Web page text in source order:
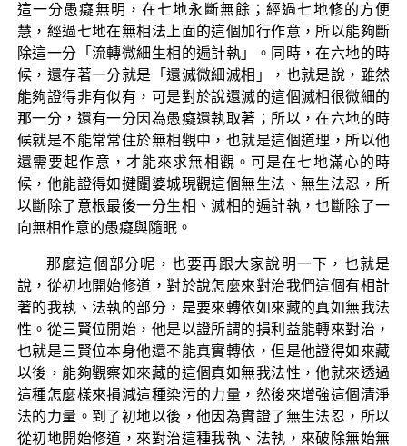
這一分愚癡無明，在七地永斷無餘；經過七地修的方便
慧，經過七地在無相法上面的這個加行作意，所以能夠斷
除這一分「流轉微細生相的遍計執」。同時，在六地的時
候，還存著一分就是「還滅微細滅相」，也就是說，雖然
能夠證得非有似有，可是對於說還滅的這個滅相很微細的
那一分，還有一分因為愚癡還執取著；所以，在六地的時
候就是不能常常住於無相觀中，也就是這個道理，所以他
還需要起作意，才能來求無相觀。可是在七地滿心的時
候，他能證得如揵闥婆城現觀這個無生法、無生法忍，所
以斷除了意根最後一分生相、滅相的遍計執，也斷除了一
向無相作意的愚癡與隨眠。
那麼這個部分呢，也要再跟大家說明一下，也就是
說，從初地開始修道，對於說怎麼來對治我們這個有相計
著的我執、法執的部分，是要來轉依如來藏的真如無我法
性。從三賢位開始，他是以證所謂的損利益能轉來對治，
也就是三賢位本身他還不能真實轉依，但是他證得如來藏
以後，能夠觀察如來藏的這個真如無我法性，他就來透過
這種怎麼樣來損減這種染污的力量，然後來增強這個清淨
法的力量。到了初地以後，他因為實證了無生法忍，所以
從初地開始修道，來對治這種我執、法執，來破除無始無